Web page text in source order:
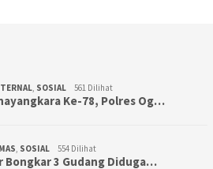
, SOSIAL 561 Dilihat
Ke-78, Polres Og…
, SOSIAL 554 Dilihat
Bongkar 3 Gudang Diduga…